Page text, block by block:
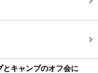
キャンプのオフ会に